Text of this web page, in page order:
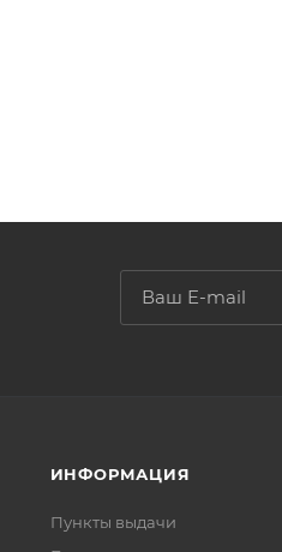
ИНФОРМАЦИЯ
Пункты выдачи